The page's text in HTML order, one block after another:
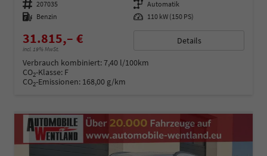
Fahrzeugnummer 207035 Getriebe Automatik
Kraftstoff Benzin Leistung 110 kW (150 PS)
31.815,– €
incl. 19% MwSt.
Details
Verbrauch kombiniert:7,40 l/100km
CO2-Klasse: F
CO2-Emissionen: 168,00 g/km